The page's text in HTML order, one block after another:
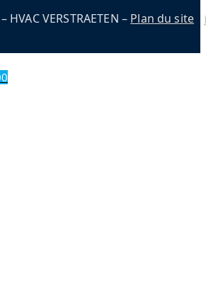
VERSTRAETEN – Plan du site